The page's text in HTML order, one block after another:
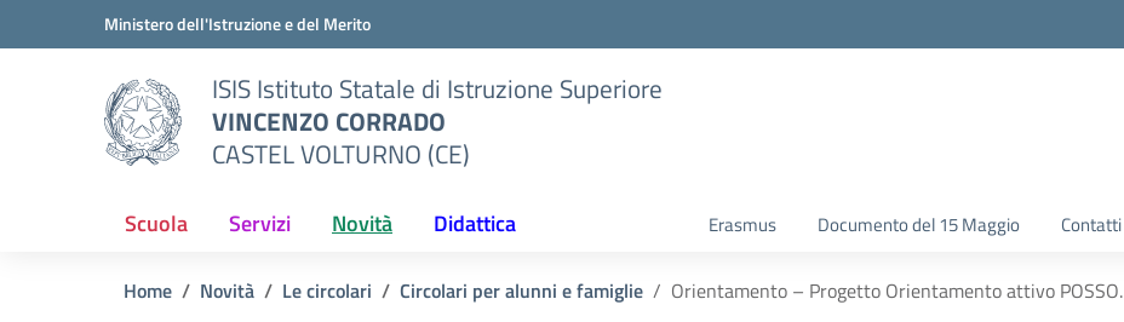
Vai ai contenuti
Vai al menu di navigazioneMinistero dell'Istruzione e del Merito
ISIS Istituto Statale di Istruzione Superiore
VINCENZO CORRADO
CASTEL VOLTURNO (CE)
Scuola Servizi Novità Didattica Erasmus Documento del 15 Maggio Contatti
Home Novità Le circolari Circolari per alunni e famiglie Orientamento – Progetto Orientamento attivo POSSO.